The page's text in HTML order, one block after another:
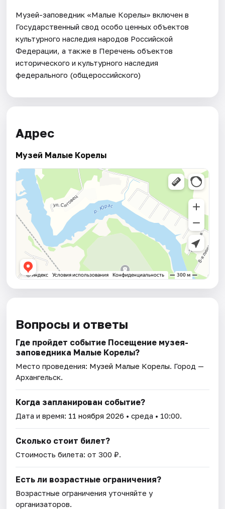
Музей-заповедник «Малые Корелы» включен в
Государственный свод особо ценных объектов
культурного наследия народов Российской
Федерации, а также в Перечень объектов
исторического и культурного наследия
федерального (общероссийского)
Адрес
Музей Малые Корелы
Вопросы и ответы
Где пройдет событие Посещение музея-
заповедника Малые Корелы?
Место проведения: Музей Малые Корелы. Город —
Архангельск.
Когда запланирован событие?
Дата и время: 11 ноября 2026 • среда • 10:00.
Сколько стоит билет?
Стоимость билета: от 300 ₽.
Есть ли возрастные ограничения?
Возрастные ограничения уточняйте у
организаторов.